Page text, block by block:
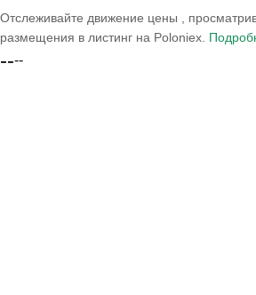
Отслеживайте движение цены ,
размещения в листинг на Poloniex.
----